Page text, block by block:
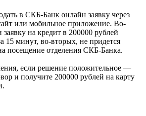
в СКБ-Банк онлайн заявку через
или мобильное приложение. Во-
на кредит в 200000 рублей
15 минут, во-вторых, не придется
посещение отделения СКБ-Банка.
если решение положительное —
и получите 200000 рублей на карту